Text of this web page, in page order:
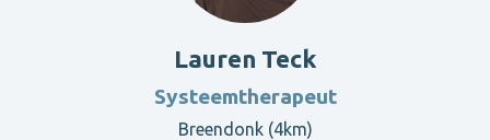
Lauren Teck
Systeemtherapeut
Breendonk (4km)